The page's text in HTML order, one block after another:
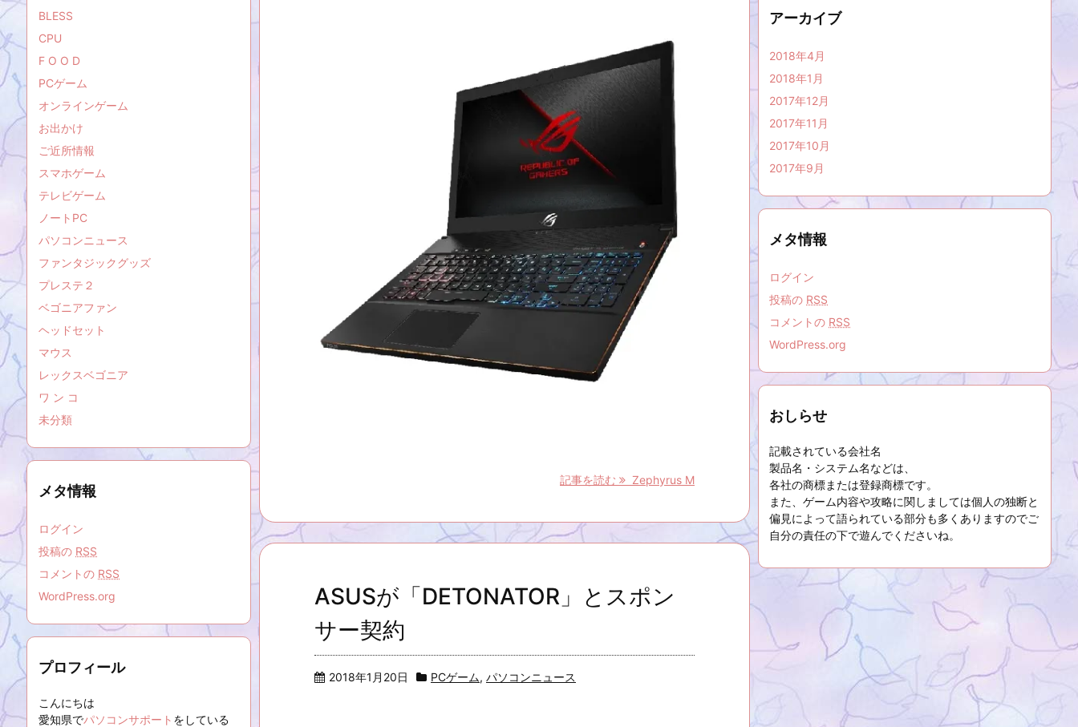
記事を読む Zephyrus M
ASUSが「DETONATOR」とスポン
サー契約
2018年1月20日 PCゲーム, パソコンニュース
BLESS
CPU
F O O D
PCゲーム
オンラインゲーム
お出かけ
ご近所情報
スマホゲーム
テレビゲーム
ノートPC
パソコンニュース
ファンタジックグッズ
プレステ２
ベゴニアファン
ヘッドセット
マウス
レックスベゴニア
ワ ン コ
未分類
メタ情報
ログイン
投稿の RSS
コメントの RSS
WordPress.org
プロフィール
こんにちは
愛知県でパソコンサポート をしている
アーカイブ
2018年4月
2018年1月
2017年12月
2017年11月
2017年10月
2017年9月
メタ情報
ログイン
投稿の RSS
コメントの RSS
WordPress.org
おしらせ
記載されている会社名
製品名・システム名などは、
各社の商標または登録商標です。
また、ゲーム内容や攻略に関しましては個人の独断と
偏見によって語られている部分も多くありますのでご
自分の責任の下で遊んでくださいね。